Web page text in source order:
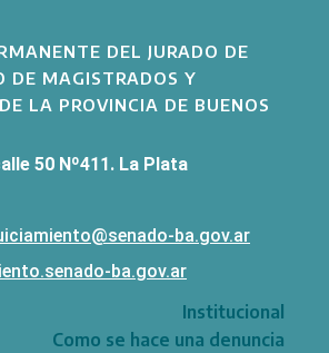
DEL JURADO DE
DE MAGISTRADOS Y
LA PROVINCIA DE BUENOS
50 Nº411. La Plata
ba.gov.ar
ba.gov.ar
Institucional
Como se hace una denuncia